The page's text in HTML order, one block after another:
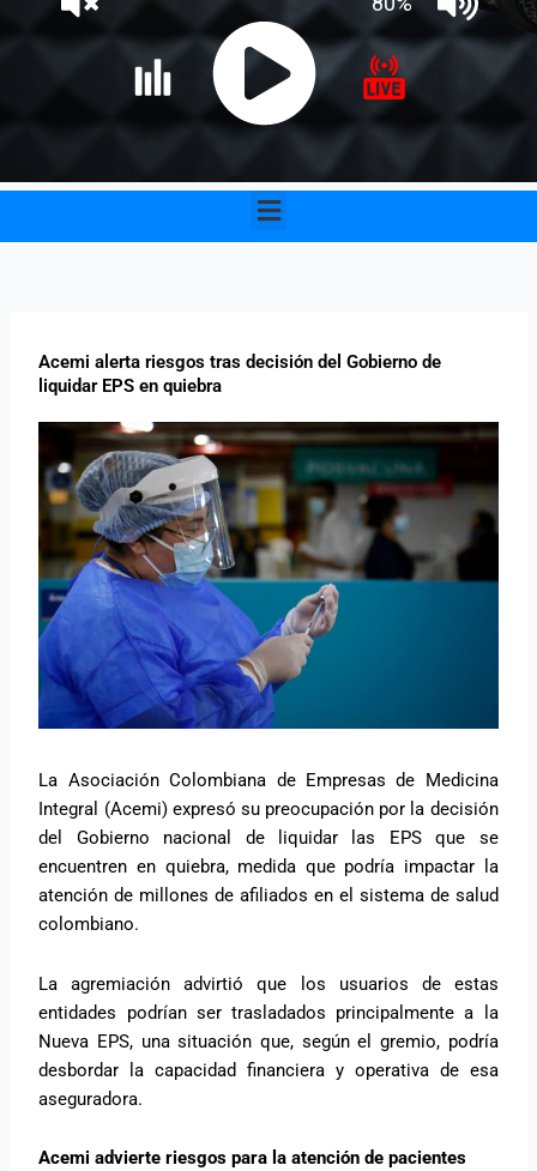
Menu
Acemi alerta riesgos tras decisión del Gobierno de
liquidar EPS en quiebra
La Asociación Colombiana de Empresas de Medicina
Integral (Acemi) expresó su preocupación por la decisión
del Gobierno nacional de liquidar las EPS que se
encuentren en quiebra, medida que podría impactar la
atención de millones de afiliados en el sistema de salud
colombiano.
La agremiación advirtió que los usuarios de estas
entidades podrían ser trasladados principalmente a la
Nueva EPS, una situación que, según el gremio, podría
desbordar la capacidad financiera y operativa de esa
aseguradora.
Acemi advierte riesgos para la atención de pacientes